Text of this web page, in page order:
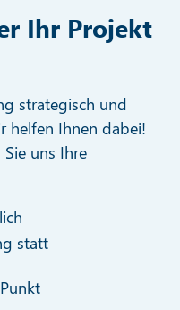
Ihr Projekt
strategisch und
helfen Ihnen dabei!
uns Ihre
statt